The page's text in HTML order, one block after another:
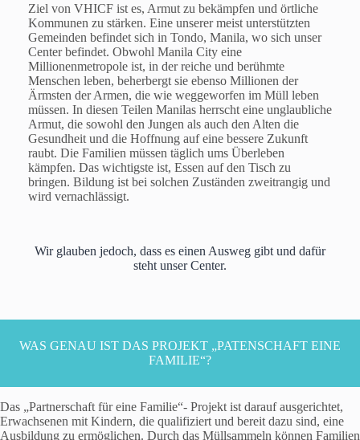
Ziel von VHICF ist es, Armut zu bekämpfen und örtliche
Kommunen zu stärken. Eine unserer meist unterstützten
Gemeinden befindet sich in Tondo, Manila, wo sich unser
Center befindet. Obwohl Manila City eine
Millionenmetropole ist, in der reiche und berühmte
Menschen leben, beherbergt sie ebenso Millionen der
Ärmsten der Armen, die wie weggeworfen im Müll leben
müssen. In diesen Teilen Manilas herrscht eine unglaubliche
Armut, die sowohl den Jungen als auch den Alten die
Gesundheit und die Hoffnung auf eine bessere Zukunft
raubt. Die Familien müssen täglich ums Überleben
kämpfen. Das wichtigste ist, Essen auf den Tisch zu
bringen. Bildung ist bei solchen Zuständen zweitrangig und
wird vernachlässigt.
Wir glauben jedoch, dass es einen Ausweg gibt und dafür
steht unser Center.
WAS GENAU IST DAS PROJEKT „PATENSCHAFT EINE
FAMILIE“?
Das „Partnerschaft für eine Familie“- Projekt ist darauf ausgerichtet,
Erwachsenen mit Kindern, die qualifiziert und bereit dazu sind, eine
Ausbildung zu ermöglichen. Durch das Müllsammeln können Familien